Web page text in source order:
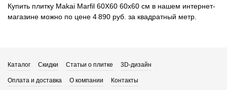
Купить плитку Makai Marfil 60X60 60x60 см в нашем интернет-
магазине можно по цене 4 890 руб. за квадратный метр.
Каталог Скидки Статьи о плитке 3D-дизайн
Оплата и доставка О компании Контакты